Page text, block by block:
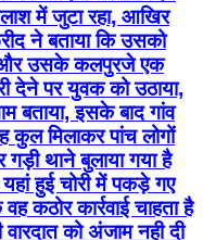
में जुटा रहा, आखिर
ने बताया कि उसको
और उसके कलपुरजे एक
देने पर युवक को उठाया,
इसके बाद गांव
मिलाकर पांच लोगों
थाने बुलाया गया है
हुई चोरी में पकड़े गए
कठोर कार्रवाई चाहता है
को अंजाम नही दी